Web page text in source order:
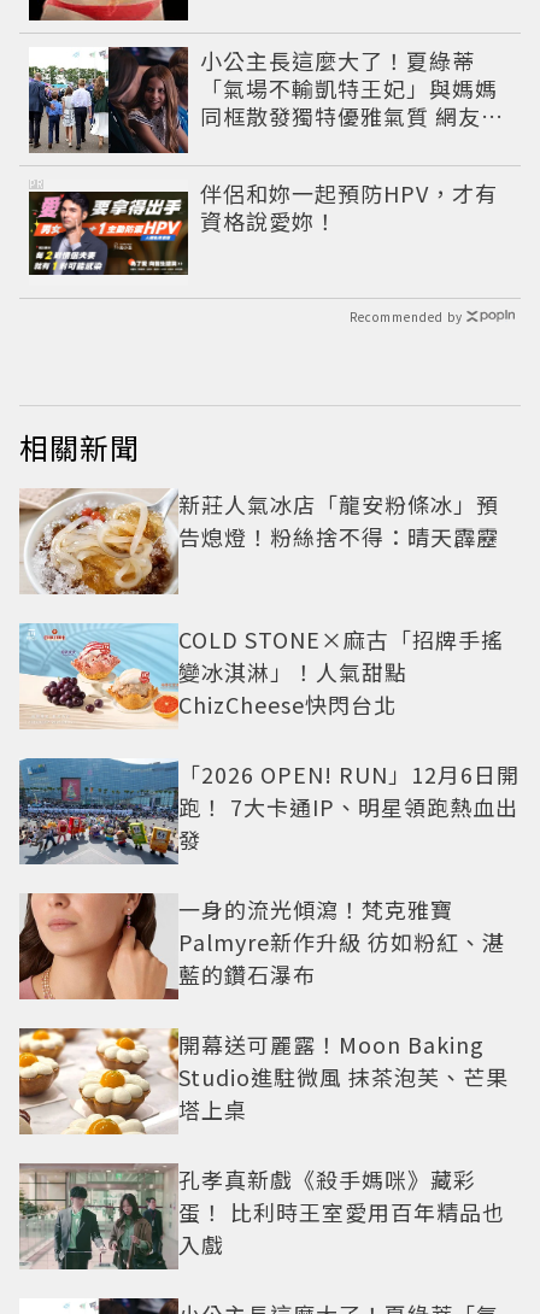
小公主長這麼大了！夏綠蒂
「氣場不輸凱特王妃」與媽媽
同框散發獨特優雅氣質 網友狂
伴侶和妳一起預防HPV，才有
資格說愛妳！
PR
Recommended by
相關新聞
新莊人氣冰店「龍安粉條冰」預
告熄燈！粉絲捨不得：晴天霹靂
COLD STONE×麻古「招牌手搖
變冰淇淋」！人氣甜點
ChizCheese快閃台北
「2026 OPEN! RUN」12月6日開
跑！ 7大卡通IP、明星領跑熱血出
發
一身的流光傾瀉！梵克雅寶
Palmyre新作升級 彷如粉紅、湛
藍的鑽石瀑布
開幕送可麗露！Moon Baking
Studio進駐微風 抹茶泡芙、芒果
塔上桌
孔孝真新戲《殺手媽咪》藏彩
蛋！ 比利時王室愛用百年精品也
入戲